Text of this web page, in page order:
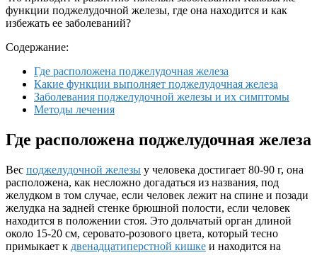
функции поджелудочной железы, где она находится и как
избежать ее заболеваний?
Содержание:
Где расположена поджелудочная железа
Какие функции выполняет поджелудочная железа
Заболевания поджелудочной железы и их симптомы
Методы лечения
Где расположена поджелудочная железа
Вес поджелудочной железы у человека достигает 80-90 г, она
расположена, как несложно догадаться из названия, под
желудком в том случае, если человек лежит на спине и позади
желудка на задней стенке брюшной полости, если человек
находится в положении стоя. Это дольчатый орган длиной
около 15-20 см, серовато-розового цвета, который тесно
примыкает к двенадцатиперстной кишке и находится на